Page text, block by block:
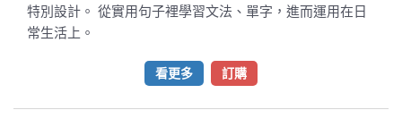
特別設計。 從實用句子裡學習文法、單字，進而運用在日
常生活上。
看更多 訂購